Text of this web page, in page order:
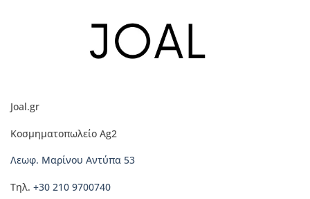
επιλεγούν
σελίδα
προϊόντος
Joal.gr
Κοσμηματοπωλείο Ag2
Λεωφ. Μαρίνου Αντύπα 53
Τηλ. +30 210 9700740